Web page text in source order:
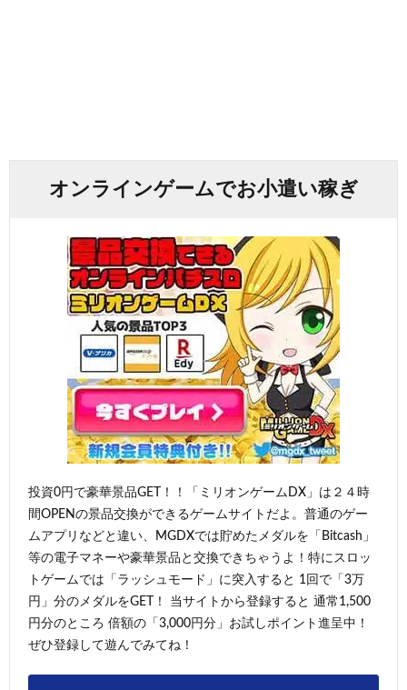
オンラインゲームでお小遣い稼ぎ
投資0円で豪華景品GET！！「ミリオンゲームDX」は２４時
間OPENの景品交換ができるゲームサイトだよ。普通のゲー
ムアプリなどと違い、MGDXでは貯めたメダルを「Bitcash」
等の電子マネーや豪華景品と交換できちゃうよ！特にスロッ
トゲームでは「ラッシュモード」に突入すると 1回で「3万
円」分のメダルをGET！ 当サイトから登録すると 通常1,500
円分のところ 倍額の「3,000円分」お試しポイント進呈中！
ぜひ登録して遊んでみてね！